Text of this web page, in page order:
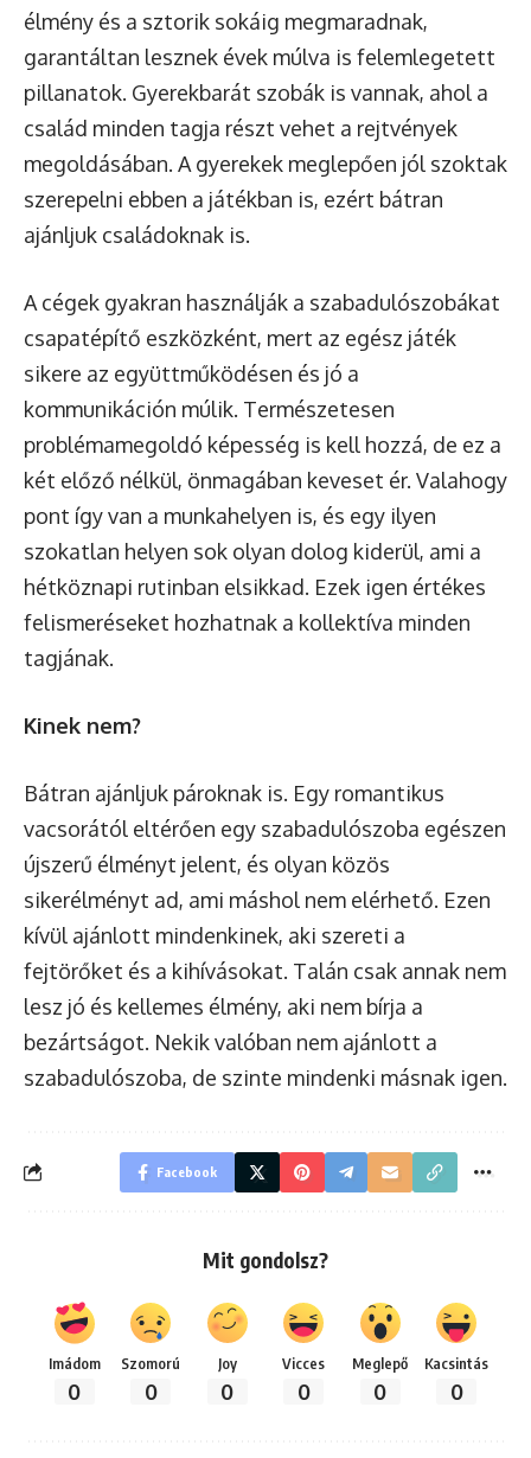
élmény és a sztorik sokáig megmaradnak,
garantáltan lesznek évek múlva is felemlegetett
pillanatok. Gyerekbarát szobák is vannak, ahol a
család minden tagja részt vehet a rejtvények
megoldásában. A gyerekek meglepően jól szoktak
szerepelni ebben a játékban is, ezért bátran
ajánljuk családoknak is.
A cégek gyakran használják a szabadulószobákat
csapatépítő eszközként, mert az egész játék
sikere az együttműködésen és jó a
kommunikáción múlik. Természetesen
problémamegoldó képesség is kell hozzá, de ez a
két előző nélkül, önmagában keveset ér. Valahogy
pont így van a munkahelyen is, és egy ilyen
szokatlan helyen sok olyan dolog kiderül, ami a
hétköznapi rutinban elsikkad. Ezek igen értékes
felismeréseket hozhatnak a kollektíva minden
tagjának.
Kinek nem?
Bátran ajánljuk pároknak is. Egy romantikus
vacsorától eltérően egy szabadulószoba egészen
újszerű élményt jelent, és olyan közös
sikerélményt ad, ami máshol nem elérhető. Ezen
kívül ajánlott mindenkinek, aki szereti a
fejtörőket és a kihívásokat. Talán csak annak nem
lesz jó és kellemes élmény, aki nem bírja a
bezártságot. Nekik valóban nem ajánlott a
szabadulószoba, de szinte mindenki másnak igen.
Facebook
Mit gondolsz?
Imádom
0
Szomorú
0
Joy
0
Vicces
0
Meglepő
0
Kacsintás
0